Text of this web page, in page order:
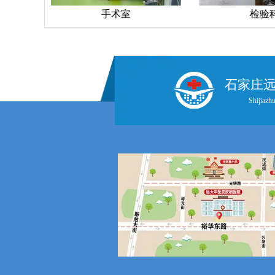
手术室 检验
石家庄